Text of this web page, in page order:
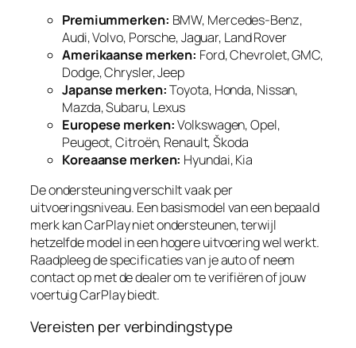
Premiummerken: BMW, Mercedes-Benz,
Audi, Volvo, Porsche, Jaguar, Land Rover
Amerikaanse merken: Ford, Chevrolet, GMC,
Dodge, Chrysler, Jeep
Japanse merken:Toyota, Honda, Nissan,
Mazda, Subaru, Lexus
Europese merken:Volkswagen, Opel,
Peugeot, Citroën, Renault, Škoda
Koreaanse merken: Hyundai, Kia
De ondersteuning verschilt vaak per
uitvoeringsniveau. Een basismodel van een bepaald
merk kan CarPlay niet ondersteunen, terwijl
hetzelfde model in een hogere uitvoering wel werkt.
Raadpleeg de specificaties van je auto of neem
contact op met de dealer om te verifiëren of jouw
voertuig CarPlay biedt.
Vereisten per verbindingstype